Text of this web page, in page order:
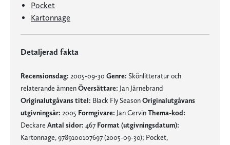
Pocket
Kartonnage
Detaljerad fakta
Recensionsdag: 2005-09-30 Genre: Skönlitteratur och
relaterande ämnenÖversättare: Jan Järnebrand
Originalutgåvans titel: Black Fly SeasonOriginalutgåvans
utgivningsår: 2005 Formgivare: Jan CervinThema-kod:
Deckare Antal sidor: 467 Format (utgivningsdatum):
Kartonnage, 9789100107697 (2005-09-30); Pocket,